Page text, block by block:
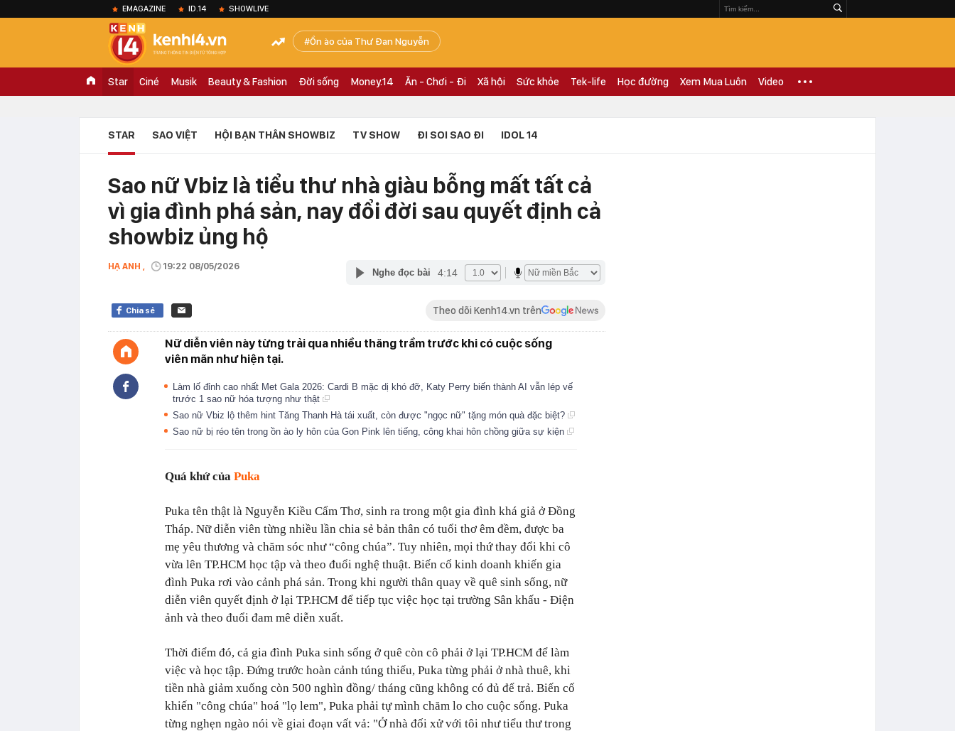
EMAGAZINE ID.14 SHOWLIVE
Ồn ào của Thư Đan Nguyễn
Star Ciné Musik Beauty & Fashion Đời sống Money.14 Ăn - Chơi - Đi Xã hội Sức khỏe Tek-life Học đường Xem Mua Luôn Video
STAR SAO VIỆT HỘI BẠN THÂN SHOWBIZ TV SHOW ĐI SOI SAO ĐI IDOL 14
Sao nữ Vbiz là tiểu thư nhà giàu bỗng mất tất cả
vì gia đình phá sản, nay đổi đời sau quyết định cả
showbiz ủng hộ
HẠ ANH , 19:22 08/05/2026
Nghe đọc bài 4:14
Chia sẻ Theo dõi Kenh14.vn trên
Nữ diễn viên này từng trải qua nhiều thăng trầm trước khi có cuộc sống
viên mãn như hiện tại.
Làm lố đỉnh cao nhất Met Gala 2026: Cardi B mặc dị khó đỡ, Katy Perry biến thành AI vẫn lép vế
trước 1 sao nữ hóa tượng như thật
Sao nữ Vbiz lộ thêm hint Tăng Thanh Hà tái xuất, còn được "ngọc nữ" tặng món quà đặc biệt?
Sao nữ bị réo tên trong ồn ào ly hôn của Gon Pink lên tiếng, công khai hôn chồng giữa sự kiện
Quá khứ của Puka
Puka tên thật là Nguyễn Kiều Cẩm Thơ, sinh ra trong một gia đình khá giả ở Đồng
Tháp. Nữ diễn viên từng nhiều lần chia sẻ bản thân có tuổi thơ êm đềm, được ba
mẹ yêu thương và chăm sóc như “công chúa”. Tuy nhiên, mọi thứ thay đổi khi cô
vừa lên TP.HCM học tập và theo đuổi nghệ thuật. Biến cố kinh doanh khiến gia
đình Puka rơi vào cảnh phá sản. Trong khi người thân quay về quê sinh sống, nữ
diễn viên quyết định ở lại TP.HCM để tiếp tục việc học tại trường Sân khấu - Điện
ảnh và theo đuổi đam mê diễn xuất.
Thời điểm đó, cả gia đình Puka sinh sống ở quê còn cô phải ở lại TP.HCM để làm
việc và học tập. Đứng trước hoàn cảnh túng thiếu, Puka từng phải ở nhà thuê, khi
tiền nhà giảm xuống còn 500 nghìn đồng/ tháng cũng không có đủ để trả. Biến cố
khiến "công chúa" hoá "lọ lem", Puka phải tự mình chăm lo cho cuộc sống. Puka
từng nghẹn ngào nói về giai đoạn vất vả: "Ở nhà đối xử với tôi như tiểu thư trong